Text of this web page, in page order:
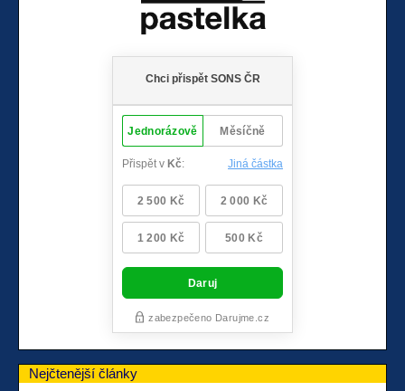
Nejčtenější články